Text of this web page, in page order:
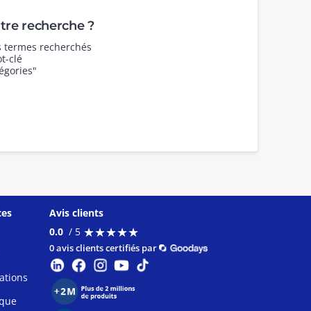
recherche ?
recherchés
clé
Avis clients
0.0 / 5 ★★★★★
★★★★★
0 avis clients certifiés par